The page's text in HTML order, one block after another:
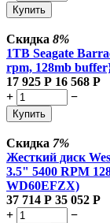
Купить
Скидка 8%
1TB Seagate
rpm, 128mb
17 925 Р 16 568 Р
+
−
Купить
Скидка 7%
Жесткий диск
3.5" 5400 RPM
WD60EFZX)
37 714 Р 35 052 Р
+
−